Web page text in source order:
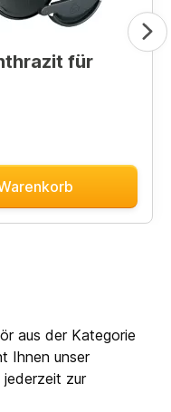
für
aus der Kategorie
Ihnen unser
zur